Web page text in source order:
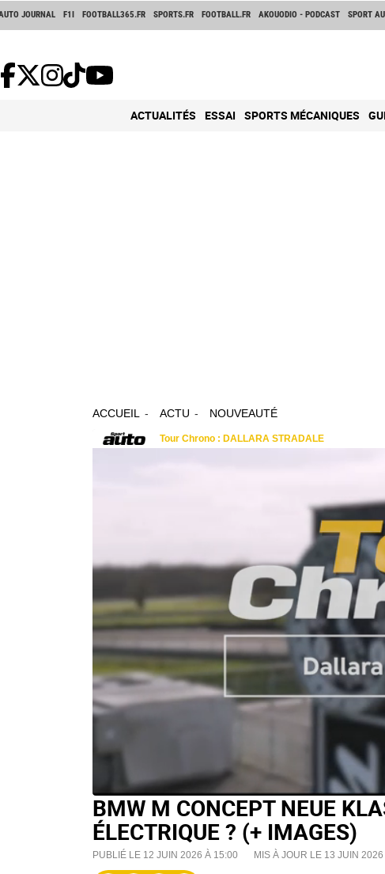
JOURNAL F1I FOOTBALL365.FR SPORTS.FR FOOTBALL.FR AKOUODIO - PODCAST SPORT
ACTUALITÉS ESSAI SPORTS MÉCANIQUES
ACCUEIL ACTU NOUVEAUTÉ
BMW M CONCEPT NEUE
ÉLECTRIQUE ? (+ IMAGES)
PUBLIÉ LE 12 JUIN 2026 À 15:00 MIS À JOUR LE 13 JUIN 2026